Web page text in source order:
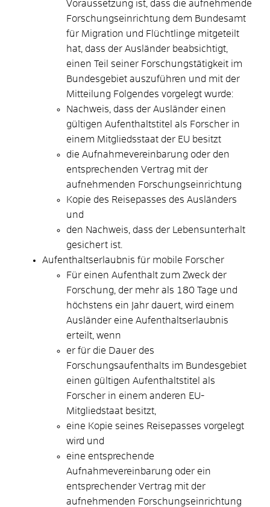
Voraussetzung ist, dass die aufnehmende
Forschungseinrichtung dem Bundesamt
für Migration und Flüchtlinge mitgeteilt
hat, dass der Ausländer beabsichtigt,
einen Teil seiner Forschungstätigkeit im
Bundesgebiet auszuführen und mit der
Mitteilung Folgendes vorgelegt wurde:
Nachweis, dass der Ausländer einen
gültigen Aufenthaltstitel als Forscher in
einem Mitgliedsstaat der EU besitzt
die Aufnahmevereinbarung oder den
entsprechenden Vertrag mit der
aufnehmenden Forschungseinrichtung
Kopie des Reisepasses des Ausländers
und
den Nachweis, dass der Lebensunterhalt
gesichert ist.
Aufenthaltserlaubnis für mobile Forscher
Für einen Aufenthalt zum Zweck der
Forschung, der mehr als 180 Tage und
höchstens ein Jahr dauert, wird einem
Ausländer eine Aufenthaltserlaubnis
erteilt, wenn
er für die Dauer des
Forschungsaufenthalts im Bundesgebiet
einen gültigen Aufenthaltstitel als
Forscher in einem anderen EU-
Mitgliedstaat besitzt,
eine Kopie seines Reisepasses vorgelegt
wird und
eine entsprechende
Aufnahmevereinbarung oder ein
entsprechender Vertrag mit der
aufnehmenden Forschungseinrichtung